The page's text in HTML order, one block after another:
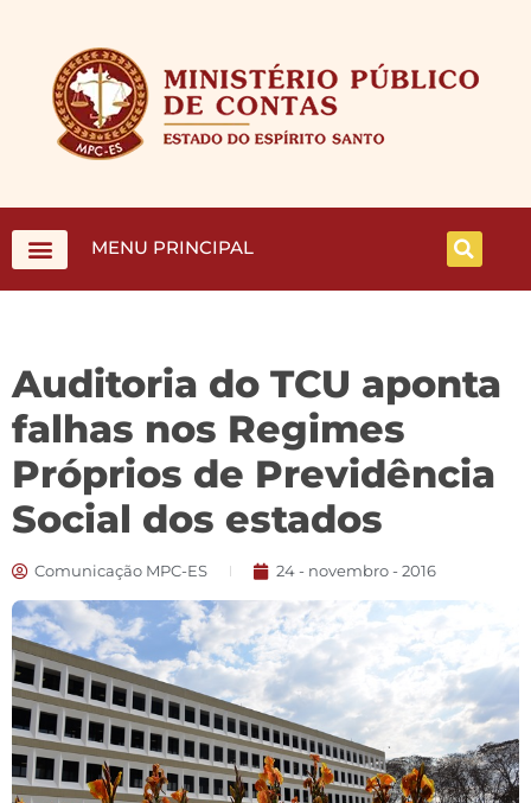
MENU PRINCIPAL
Auditoria do TCU aponta
falhas nos Regimes
Próprios de Previdência
Social dos estados
Comunicação MPC-ES 24 - novembro - 2016